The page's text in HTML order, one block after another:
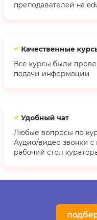
преподавателей на
Качественные
Все курсы были
подачи информации
Удобный чат
Любые вопросы по
Аудио/видео звонки
рабочий стол